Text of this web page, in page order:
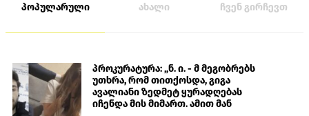
პოპულარული ახალი ჩვენ გირჩევთ
პროკურატურა: „ნ. ი. - მ მეგობრებს
უთხრა, რომ თითქოსდა, გიგა
ავალიანი ზედმეტ ყურადღებას
იჩენდა მის მიმართ. ამით მან